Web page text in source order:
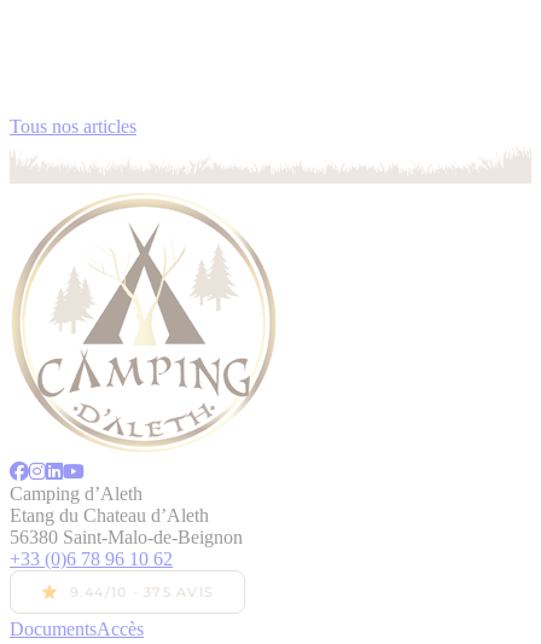
Tous nos articles
Camping d’Aleth
Etang du Chateau d’Aleth
56380 Saint-Malo-de-Beignon
+33 (0)6 78 96 10 62
DocumentsAccès